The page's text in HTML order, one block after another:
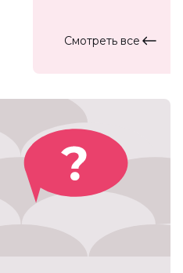
Смотреть все